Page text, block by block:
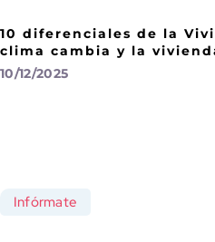
10 diferenciales de la
clima cambia y la
10/12/2025
Infórmate